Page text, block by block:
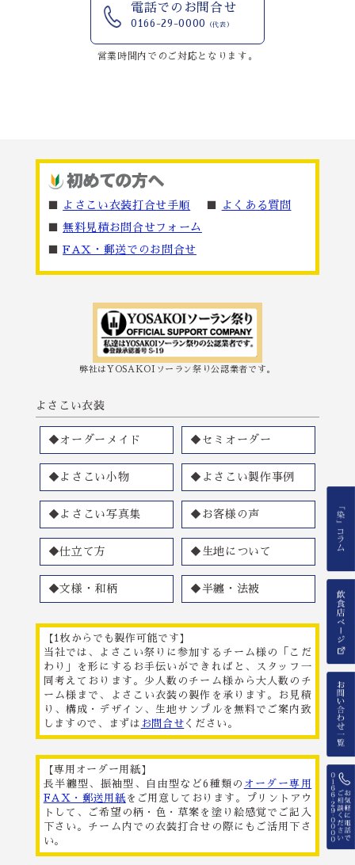
電話でのお問合せ
0166-29-0000 （代表）
営業時間内でのご対応となります。
よさこい衣装打合せ手順
よくある質問
■無料見積お問合せフォーム
■FAX・郵送でのお問合せ
弊社はYOSAKOIソーラン祭り公認業者です。
よさこい衣装
◆オーダーメイド ◆セミオーダー
◆よさこい小物 ◆よさこい製作事例
◆よさこい写真集 ◆お客様の声
◆仕立て方 ◆生地について
◆文様・和柄 ◆半纏・法被
【1枚からでも製作可能です】
当社では、よさこい祭りに参加するチーム様の「こだ
わり」を形にするお手伝いができればと、スタッフ一
同考えております。少人数のチーム様から大人数のチ
ーム様まで、よさこい衣装の製作を承ります。お見積
り、構成・デザイン、生地サンプルを無料でご案内致
しますので、まずは お問合せ ください。
【専用オーダー用紙】
長半纏型、振袖型、自由型など6種類の オーダー専用
FAX・郵送用紙 をご用意しております。プリントアウ
トして、ご希望の柄・色・草案を塗り絵感覚でご記入
下さい。チーム内での衣装打合せの際にもご活用下さ
い。